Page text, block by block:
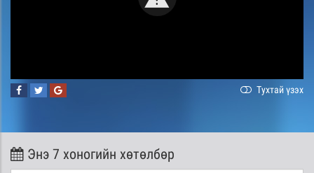
Тухтай үзэх
Энэ 7 хоногийн хөтөлбөр